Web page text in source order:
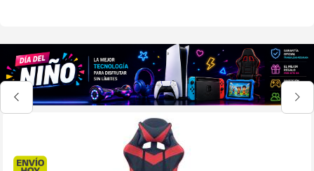
Envío hoy. Comprando antes de 13Hs.